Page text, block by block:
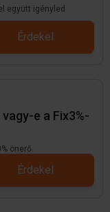
együtt igényled
Érdekel
e a Fix3%-
önerő.
Érdekel